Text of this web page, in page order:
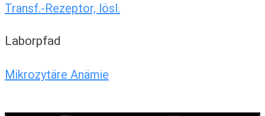
Transf.-Rezeptor, lösl.
Laborpfad
Mikrozytäre Anämie